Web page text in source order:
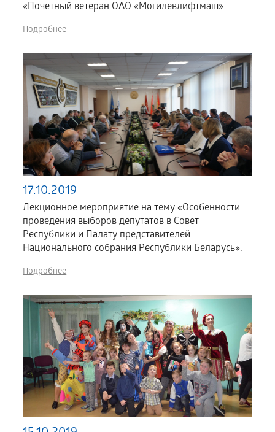
«Почетный ветеран ОАО «Могилевлифтмаш»
Подробнее
17.10.2019
Лекционное мероприятие на тему «Особенности
проведения выборов депутатов в Совет
Республики и Палату представителей
Национального собрания Республики Беларусь».
Подробнее